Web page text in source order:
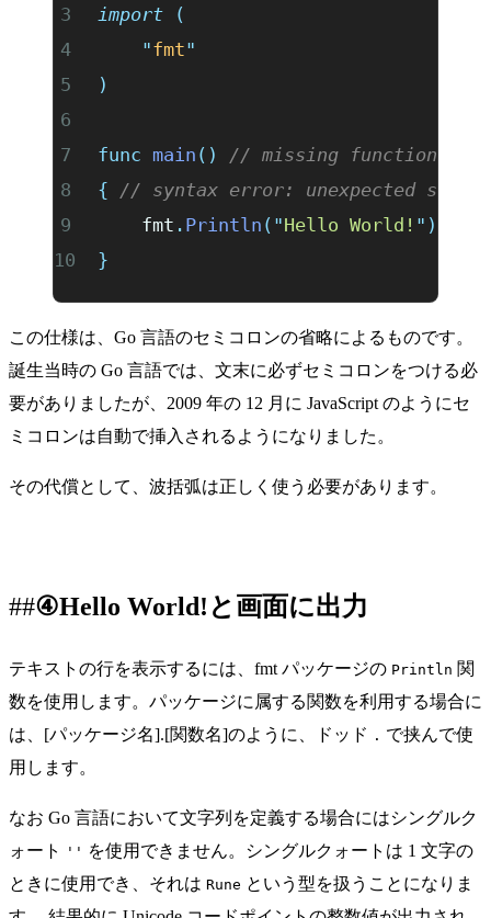
import (
	"
fmt"
)
func main ()
// missing function body
{ // syntax error: unexpected
	fmt
. Println ( "Hello World! " )
}
この仕様は、Go 言語のセミコロンの省略によるものです。
誕生当時の Go 言語では、文末に必ずセミコロンをつける必
要がありましたが、2009 年の 12 月に JavaScript のようにセ
ミコロンは自動で挿入されるようになりました。
その代償として、波括弧は正しく使う必要があります。
④Hello World!と画面に出力
テキストの行を表示するには、fmt パッケージの Println 関
数を使用します。パッケージに属する関数を利用する場合に
は、[パッケージ名].[関数名]のように、ドッド . で挟んで使
用します。
なお Go 言語において文字列を定義する場合にはシングルク
ォート
'' を使用できません。シングルクォートは 1 文字の
ときに使用でき、それは Rune という型を扱うことになりま